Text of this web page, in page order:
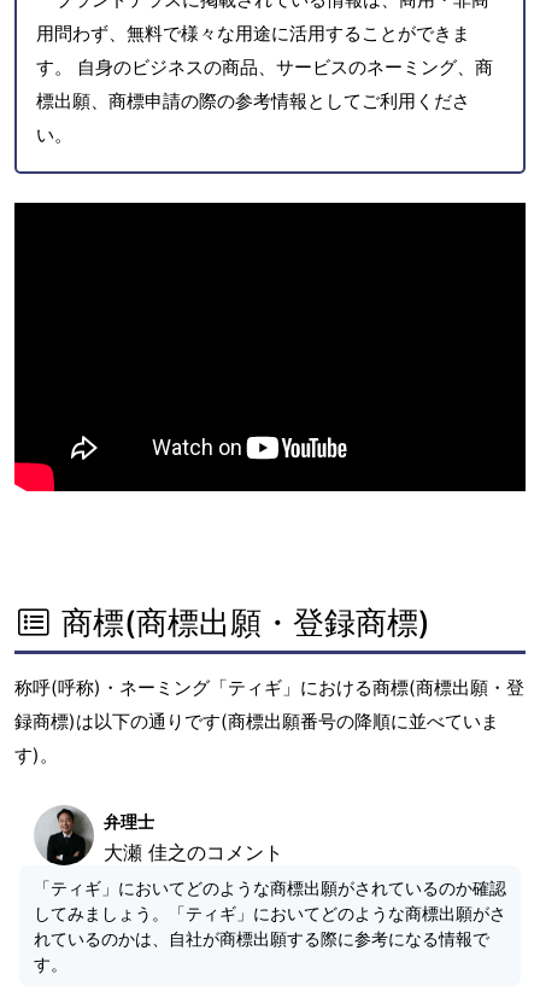
用問わず、無料で様々な用途に活用することができま
す。 自身のビジネスの商品、サービスのネーミング、商
標出願、商標申請の際の参考情報としてご利用くださ
い。
商標(商標出願・登録商標)
称呼(呼称)・ネーミング「ティギ」における商標(商標出願・登
録商標)は以下の通りです(商標出願番号の降順に並べていま
す)。
弁理士
大瀬 佳之のコメント
「ティギ」においてどのような商標出願がされているのか確認
してみましょう。「ティギ」においてどのような商標出願がさ
れているのかは、自社が商標出願する際に参考になる情報で
す。